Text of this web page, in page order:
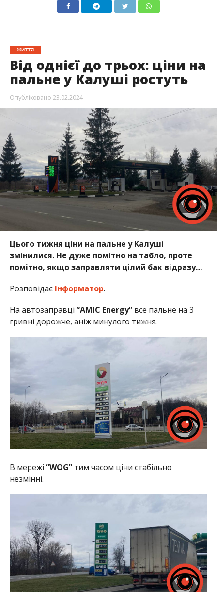
ЖИТТЯ
Від однієї до трьох: ціни на
пальне у Калуші ростуть
Опубліковано 23.02.2024
Цього тижня ціни на пальне у Калуші
змінилися. Не дуже помітно на табло, проте
помітно, якщо заправляти цілий бак відразу…
Розповідає Інформатор.
На автозаправці “AMIC Energy”все пальне на 3
гривні дорожче, аніж минулого тижня.
В мережі “WOG” тим часом ціни стабільно
незмінні.